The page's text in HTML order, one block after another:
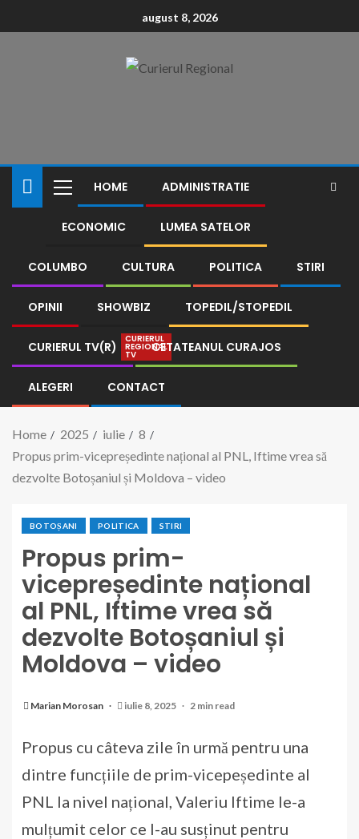
august 8, 2026
HOME ADMINISTRATIE
ECONOMIC LUMEA SATELOR
COLUMBO CULTURA POLITICA STIRI
OPINII SHOWBIZ TOPEDIL/STOPEDIL
CURIERUL TV(R)
CURIERUL
REGIONAL
TV CETATEANUL CURAJOS
ALEGERI CONTACT
Home 2025 iulie
8
Propus prim-vicepreședinte național al PNL, Iftime vrea să
dezvolte Botoșaniul și Moldova – video
BOTOȘANI POLITICA STIRI
Propus prim-
vicepreședinte național
al PNL, Iftime vrea să
dezvolte Botoșaniul și
Moldova – video
Marian Morosan iulie 8, 2025 2 min read
Propus cu câteva zile în urmă pentru una
dintre funcțiile de prim-vicepeședinte al
PNL la nivel național, Valeriu Iftime le-a
mulțumit celor ce l-au susținut pentru